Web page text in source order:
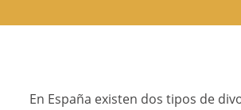
En España existen dos tipos de